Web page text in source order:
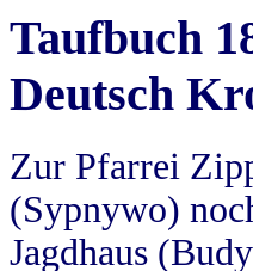
Taufbuch
Deutsch
Zur Pfarrei
(Sypnywo)
Jagdhaus